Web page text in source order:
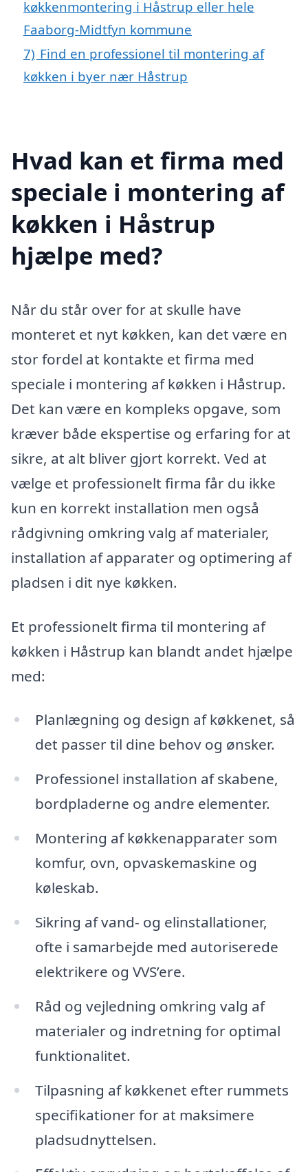
køkkenmontering i Håstrup eller hele
Faaborg-Midtfyn kommune
7) Find en professionel til montering af
køkken i byer nær Håstrup
Hvad kan et firma med
speciale i montering af
køkken i Håstrup
hjælpe med?
Når du står over for at skulle have
monteret et nyt køkken, kan det være en
stor fordel at kontakte et firma med
speciale i montering af køkken i Håstrup.
Det kan være en kompleks opgave, som
kræver både ekspertise og erfaring for at
sikre, at alt bliver gjort korrekt. Ved at
vælge et professionelt firma får du ikke
kun en korrekt installation men også
rådgivning omkring valg af materialer,
installation af apparater og optimering af
pladsen i dit nye køkken.
Et professionelt firma til montering af
køkken i Håstrup kan blandt andet hjælpe
med:
Planlægning og design af køkkenet, så
det passer til dine behov og ønsker.
Professionel installation af skabene,
bordpladerne og andre elementer.
Montering af køkkenapparater som
komfur, ovn, opvaskemaskine og
køleskab.
Sikring af vand- og elinstallationer,
ofte i samarbejde med autoriserede
elektrikere og VVS’ere.
Råd og vejledning omkring valg af
materialer og indretning for optimal
funktionalitet.
Tilpasning af køkkenet efter rummets
specifikationer for at maksimere
pladsudnyttelsen.